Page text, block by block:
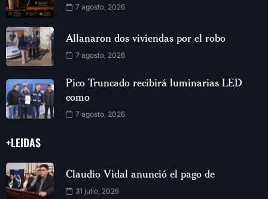
7 agosto, 2026
Allanaron dos viviendas por el robo
7 agosto, 2026
Pico Truncado recibirá luminarias LED
como
7 agosto, 2026
+LEIDAS
Claudio Vidal anunció el pago de
31 julio, 2026